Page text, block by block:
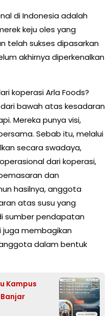
di Indonesia adalah
keju oles yang
telah sukses dipasarkan
akhirnya diperkenalkan
koperasi Arla Foods?
bawah atas kesadaran
Mereka punya visi,
Sebab itu, melalui
secara swadaya,
dari koperasi,
dan
hasilnya, anggota
atas susu yang
sumber pendapatan
juga membagikan
dalam bentuk
Kampus